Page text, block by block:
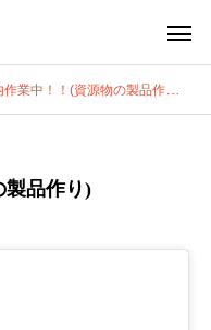
業中！！(資源物の製品作り)
製品作り)